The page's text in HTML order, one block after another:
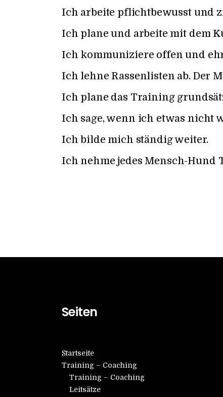
Ich arbeite pflichtbewusst und
Ich plane und arbeite mit dem
Ich kommuniziere offen und
Ich lehne Rassenlisten ab. Der
Ich plane das Training
Ich sage, wenn ich etwas nicht
Ich bilde mich ständig weiter.
Ich nehme jedes Mensch-Hund
Seiten
Startseite
Training – Coaching
Training – Coaching
Leitsätze